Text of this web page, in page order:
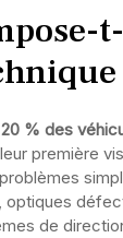
20 % des
première
optiques
de